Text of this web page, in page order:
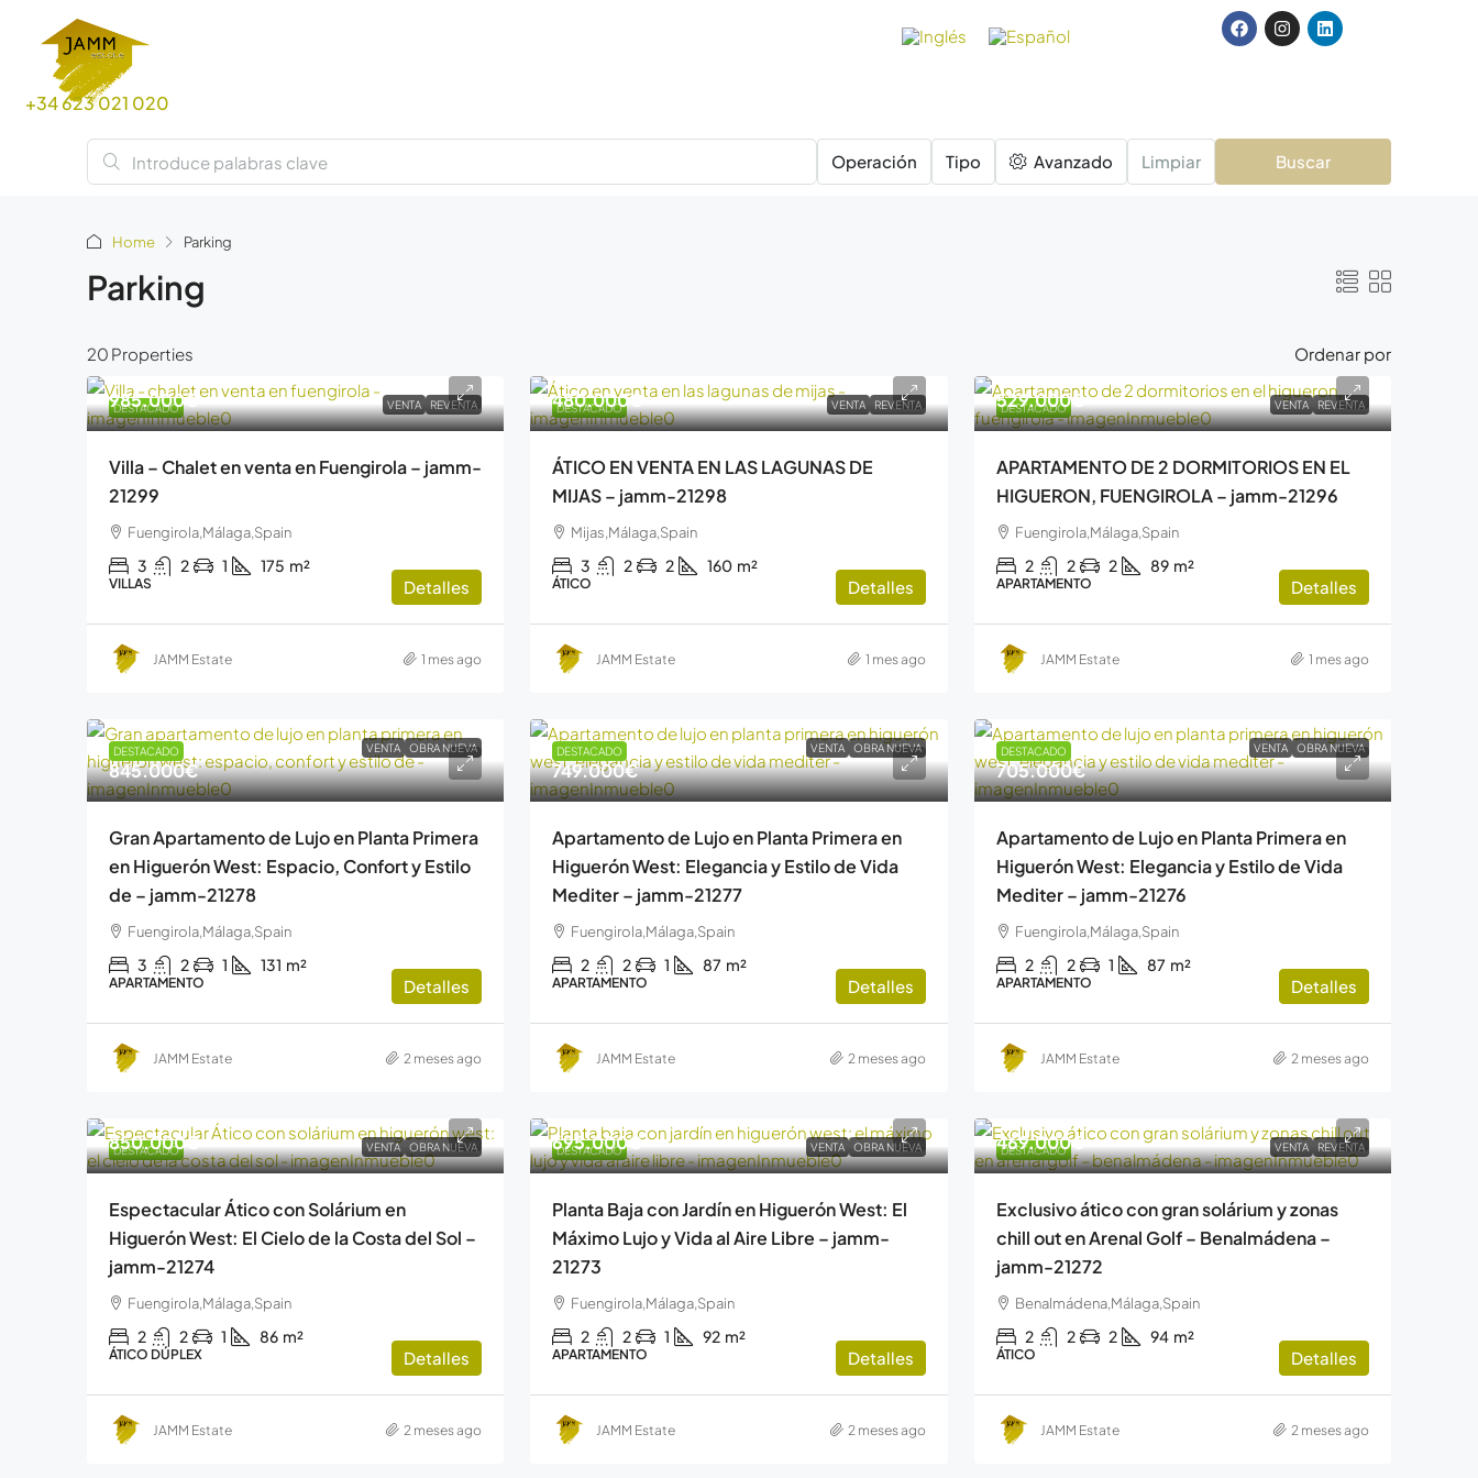
+34 623 021 020
Operación Tipo Avanzado Limpiar Buscar
Home Parking
Parking
20 Properties Ordenar por
DESTACADO VENTA REVENTA
985.000€
Villa – Chalet en venta en Fuengirola – jamm-
21299
Fuengirola,Málaga,Spain
3 2 1 175 m²
VILLAS Detalles
JAMM Estate 1 mes ago
DESTACADO VENTA REVENTA
480.000€
ÁTICO EN VENTA EN LAS LAGUNAS DE
MIJAS – jamm-21298
Mijas,Málaga,Spain
3 2 2 160 m²
ÁTICO Detalles
JAMM Estate 1 mes ago
DESTACADO VENTA REVENTA
529.000€
APARTAMENTO DE 2 DORMITORIOS EN EL
HIGUERON, FUENGIROLA – jamm-21296
Fuengirola,Málaga,Spain
2 2 2 89 m²
APARTAMENTO Detalles
JAMM Estate 1 mes ago
DESTACADO VENTA OBRA NUEVA
845.000€
Gran Apartamento de Lujo en Planta Primera
en Higuerón West: Espacio, Confort y Estilo
de – jamm-21278
Fuengirola,Málaga,Spain
3 2 1 131 m²
APARTAMENTO Detalles
JAMM Estate 2 meses ago
DESTACADO VENTA OBRA NUEVA
749.000€
Apartamento de Lujo en Planta Primera en
Higuerón West: Elegancia y Estilo de Vida
Mediter – jamm-21277
Fuengirola,Málaga,Spain
2 2 1 87 m²
APARTAMENTO Detalles
JAMM Estate 2 meses ago
DESTACADO VENTA OBRA NUEVA
705.000€
Apartamento de Lujo en Planta Primera en
Higuerón West: Elegancia y Estilo de Vida
Mediter – jamm-21276
Fuengirola,Málaga,Spain
2 2 1 87 m²
APARTAMENTO Detalles
JAMM Estate 2 meses ago
DESTACADO VENTA OBRA NUEVA
850.000€
Espectacular Ático con Solárium en
Higuerón West: El Cielo de la Costa del Sol –
jamm-21274
Fuengirola,Málaga,Spain
2 2 1 86 m²
ÁTICO DÚPLEX Detalles
JAMM Estate 2 meses ago
DESTACADO VENTA OBRA NUEVA
695.000€
Planta Baja con Jardín en Higuerón West: El
Máximo Lujo y Vida al Aire Libre – jamm-
21273
Fuengirola,Málaga,Spain
2 2 1 92 m²
APARTAMENTO Detalles
JAMM Estate 2 meses ago
DESTACADO VENTA REVENTA
469.000€
Exclusivo ático con gran solárium y zonas
chill out en Arenal Golf – Benalmádena –
jamm-21272
Benalmádena,Málaga,Spain
2 2 2 94 m²
ÁTICO Detalles
JAMM Estate 2 meses ago